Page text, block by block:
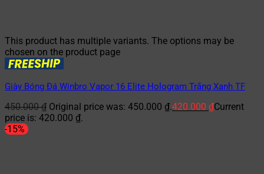
This product has multiple variants. The options may be
chosen on the product page
Giày Bóng Đá Winbro Vapor 16 Elite Hologram Trắng Xanh TF
450.000₫ Original price was: 450.000 ₫.420.000 ₫Current
price is: 420.000 ₫.
-15%